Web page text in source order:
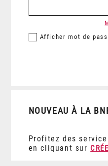
Afficher mot de
NOUVEAU À LA
Profitez des
en cliquant sur